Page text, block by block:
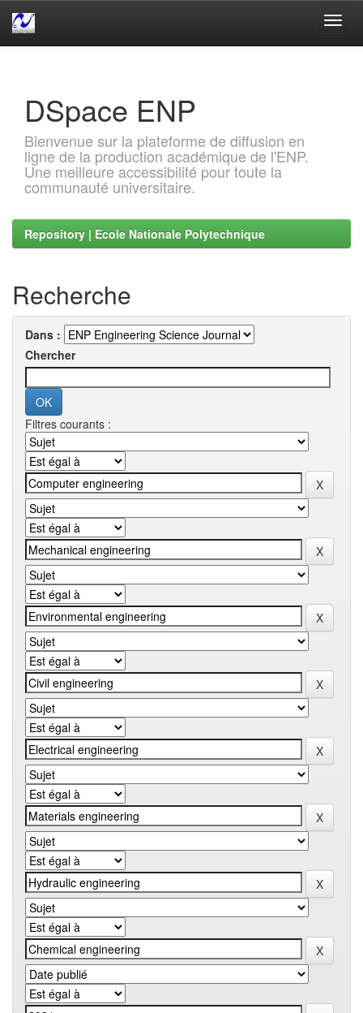
DSpace ENP
Bienvenue sur la plateforme de diffusion en
ligne de la production académique de l'ENP.
Une meilleure accessibilité pour toute la
communauté universitaire.
Repository | Ecole Nationale Polytechnique
Recherche
Dans :
Chercher
Filtres courants :